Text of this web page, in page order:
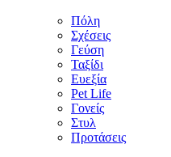
Πόλη
Σχέσεις
Γεύση
Ταξίδι
Ευεξία
Pet Life
Γονείς
Στυλ
Προτάσεις